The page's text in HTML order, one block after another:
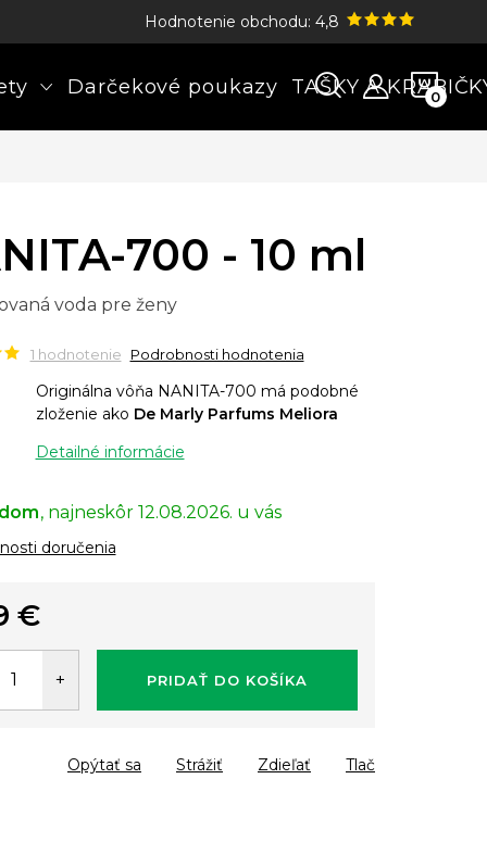
Hodnotenie obchodu: 4,8
Darčekové poukazy TAŠKY A
700 - 10 ml
voda pre ženy
1 hodnotenie Podrobnosti hodnotenia
Originálna vôňa NANITA-700 má podobné
zloženie ako De Marly Parfums Meliora
Detailné informácie
12.08.2026.
doručenia
€
PRIDAŤ DO KOŠÍKA
Tlač
Opýtať sa Strážiť Zdieľať